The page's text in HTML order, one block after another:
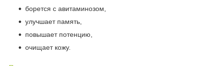
борется с авитаминозом,
улучшает память,
повышает потенцию,
очищает кожу.